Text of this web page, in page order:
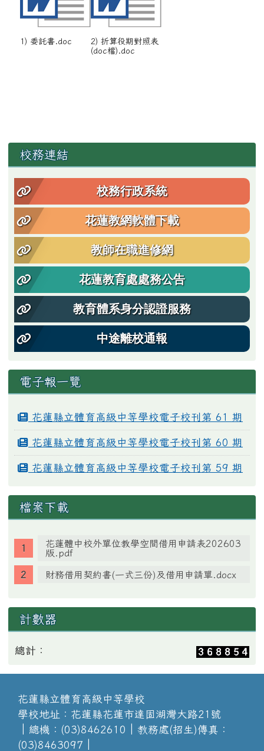
1) 委託書.doc
2) 折算役期對照表
(doc檔).doc
左邊區域內容
校務連結
校務行政系統
花蓮教網軟體下載
教師在職進修網
花蓮教育處處務公告
教育體系身分認證服務
中途離校通報
電子報一覽
花蓮縣立體育高級中等學校電子校刊第 61 期
花蓮縣立體育高級中等學校電子校刊第 60 期
花蓮縣立體育高級中等學校電子校刊第 59 期
檔案下載
花蓮體中校外單位教學空間借用申請表202603
版.pdf
財務借用契約書(一式三份)及借用申請單.docx
計數器
總計：
花蓮縣立體育高級中等學校
學校地址：花蓮縣花蓮市達固湖灣大路21號
│總機：(03)8462610│教務處(招生)傳真：
(03)8463097│